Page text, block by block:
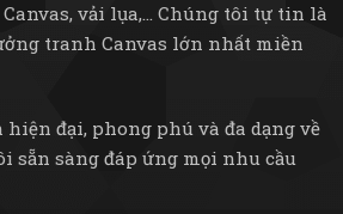
vải lụa,... Chúng tôi tự tin là
tranh Canvas lớn nhất miền
đại, phong phú và đa dạng về
sẵn sàng đáp ứng mọi nhu cầu